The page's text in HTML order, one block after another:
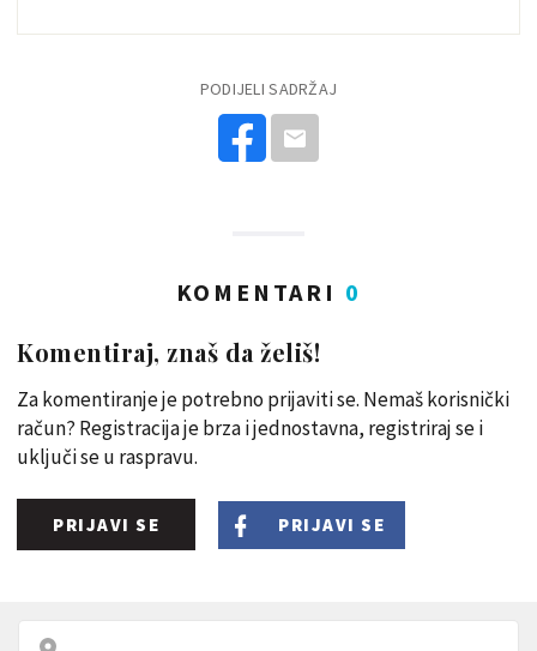
PODIJELI SADRŽAJ
KOMENTARI 0
Komentiraj, znaš da želiš!
Za komentiranje je potrebno prijaviti se. Nemaš korisnički
račun? Registracija je brza i jednostavna, registriraj se i
uključi se u raspravu.
PRIJAVI SE PRIJAVI SE